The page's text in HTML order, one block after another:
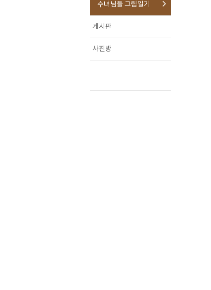
수녀님들 그림일기
게시판
사진방